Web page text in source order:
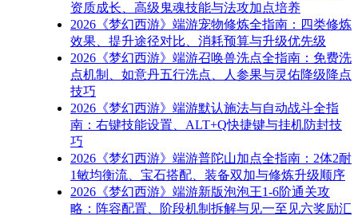
资质成长、高级鬼魂技能与法攻加点培养
2026《梦幻西游》端游宠物修炼全指南：四类修炼
效果、提升途径对比、消耗预算与升级优先级
2026《梦幻西游》端游召唤兽洗点全指南：免费洗
点机制、如意丹五行洗点、人参果与灵佑降级降点
技巧
2026《梦幻西游》端游默认施法与自动战斗全指
南：右键技能设置、ALT+Q快捷键与挂机防封技
巧
2026《梦幻西游》端游普陀山加点全指南：2体2耐
1敏均衡流、宝石搭配、装备双加与修炼升级顺序
2026《梦幻西游》端游新版泡泡王1-6阶通关攻
略：阵容配置、阶段机制拆解与见一至见六奖励汇